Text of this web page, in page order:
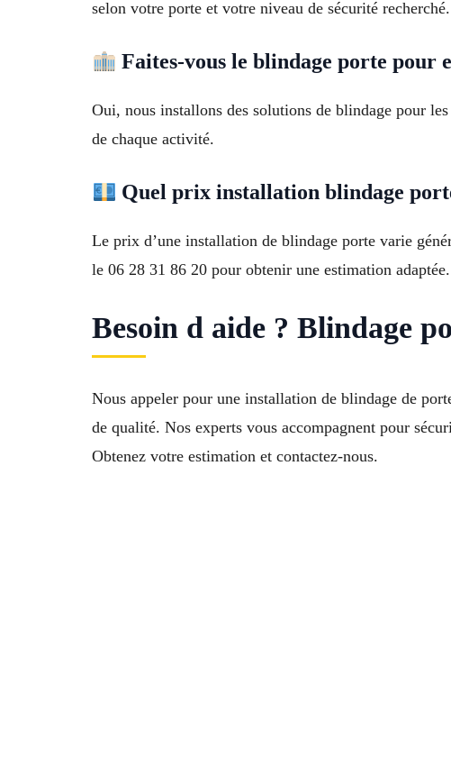
selon votre porte et votre niveau de sécurité recherché.
Faites-vous le blindage porte pour
Oui, nous installons des solutions de blindage pour
de chaque activité.
Quel prix installation blindage
Le prix d’une installation de blindage porte varie
le 06 28 31 86 20 pour obtenir une estimation adaptée.
Besoin d aide ? Blindage
Nous appeler pour une installation de blindage de
de qualité. Nos experts vous accompagnent pour
Obtenez votre estimation et contactez-nous.